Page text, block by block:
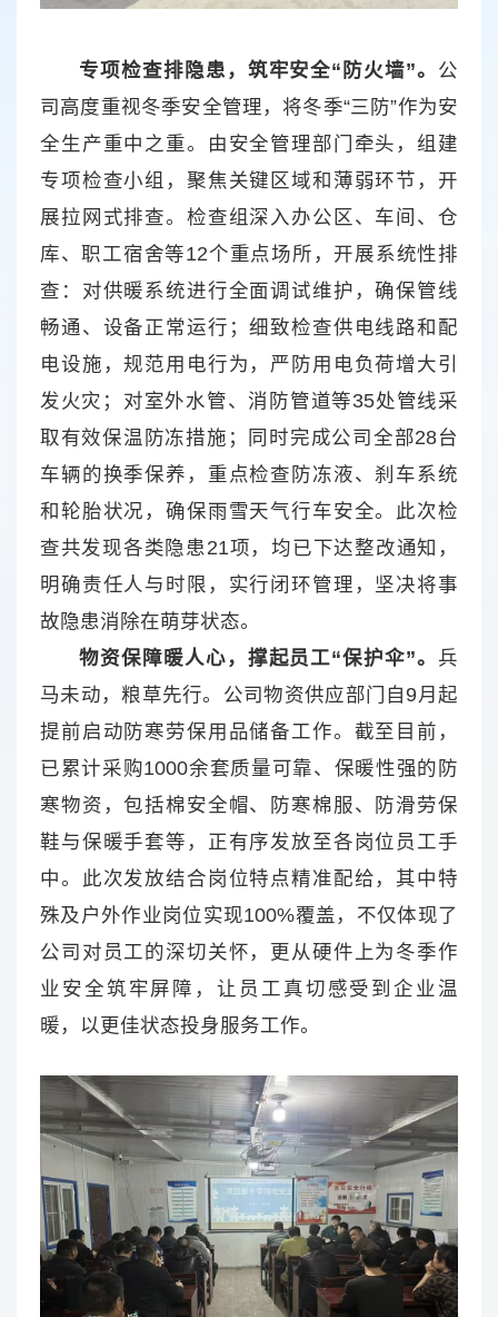
专项检查排隐患，筑牢安全“防火墙”。 公
司高度重视冬季安全管理，将冬季“三防”作为安
全生产重中之重。由安全管理部门牵头，组建
专项检查小组，聚焦关键区域和薄弱环节，开
展拉网式排查。检查组深入办公区、车间、仓
库、职工宿舍等12个重点场所，开展系统性排
查：对供暖系统进行全面调试维护，确保管线
畅通、设备正常运行；细致检查供电线路和配
电设施，规范用电行为，严防用电负荷增大引
发火灾；对室外水管、消防管道等35处管线采
取有效保温防冻措施；同时完成公司全部28台
车辆的换季保养，重点检查防冻液、刹车系统
和轮胎状况，确保雨雪天气行车安全。此次检
查共发现各类隐患21项，均已下达整改通知，
明确责任人与时限，实行闭环管理，坚决将事
故隐患消除在萌芽状态。
物资保障暖人心，撑起员工“保护伞”。 兵
马未动，粮草先行。公司物资供应部门自9月起
提前启动防寒劳保用品储备工作。截至目前，
已累计采购1000余套质量可靠、保暖性强的防
寒物资，包括棉安全帽、防寒棉服、防滑劳保
鞋与保暖手套等，正有序发放至各岗位员工手
中。此次发放结合岗位特点精准配给，其中特
殊及户外作业岗位实现100%覆盖，不仅体现了
公司对员工的深切关怀，更从硬件上为冬季作
业安全筑牢屏障，让员工真切感受到企业温
暖，以更佳状态投身服务工作。